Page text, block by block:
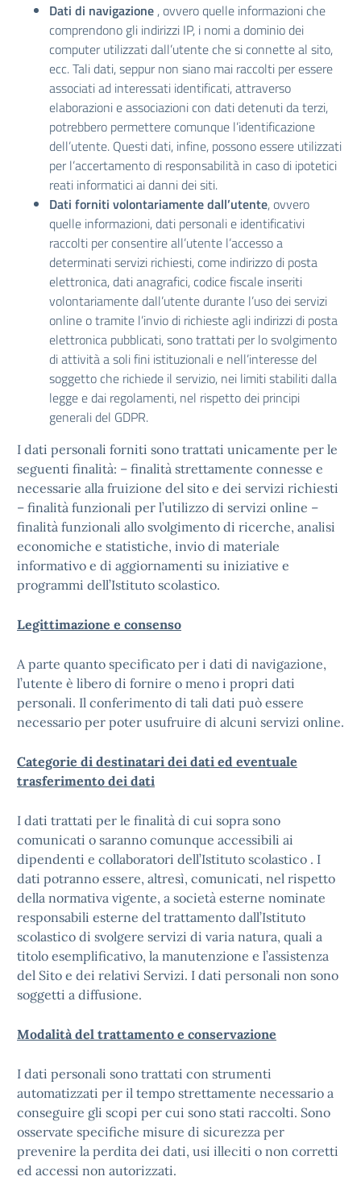
Dati di navigazione , ovvero quelle informazioni che
comprendono gli indirizzi IP, i nomi a dominio dei
computer utilizzati dall’utente che si connette al sito,
ecc. Tali dati, seppur non siano mai raccolti per essere
associati ad interessati identificati, attraverso
elaborazioni e associazioni con dati detenuti da terzi,
potrebbero permettere comunque l’identificazione
dell’utente. Questi dati, infine, possono essere utilizzati
per l’accertamento di responsabilità in caso di ipotetici
reati informatici ai danni dei siti.
Dati forniti volontariamente dall’utente, ovvero
quelle informazioni, dati personali e identificativi
raccolti per consentire all’utente l’accesso a
determinati servizi richiesti, come indirizzo di posta
elettronica, dati anagrafici, codice fiscale inseriti
volontariamente dall’utente durante l’uso dei servizi
online o tramite l’invio di richieste agli indirizzi di posta
elettronica pubblicati, sono trattati per lo svolgimento
di attività a soli fini istituzionali e nell’interesse del
soggetto che richiede il servizio, nei limiti stabiliti dalla
legge e dai regolamenti, nel rispetto dei principi
generali del GDPR.
I dati personali forniti sono trattati unicamente per le
seguenti finalità: – finalità strettamente connesse e
necessarie alla fruizione del sito e dei servizi richiesti
– finalità funzionali per l’utilizzo di servizi online –
finalità funzionali allo svolgimento di ricerche, analisi
economiche e statistiche, invio di materiale
informativo e di aggiornamenti su iniziative e
programmi dell’Istituto scolastico.
Legittimazione e consenso
A parte quanto specificato per i dati di navigazione,
l’utente è libero di fornire o meno i propri dati
personali. Il conferimento di tali dati può essere
necessario per poter usufruire di alcuni servizi online.
Categorie di destinatari dei dati ed eventuale
trasferimento dei dati
I dati trattati per le finalità di cui sopra sono
comunicati o saranno comunque accessibili ai
dipendenti e collaboratori dell’Istituto scolastico . I
dati potranno essere, altresì, comunicati, nel rispetto
della normativa vigente, a società esterne nominate
responsabili esterne del trattamento dall’Istituto
scolastico di svolgere servizi di varia natura, quali a
titolo esemplificativo, la manutenzione e l’assistenza
del Sito e dei relativi Servizi. I dati personali non sono
soggetti a diffusione.
Modalità del trattamento e conservazione
I dati personali sono trattati con strumenti
automatizzati per il tempo strettamente necessario a
conseguire gli scopi per cui sono stati raccolti. Sono
osservate specifiche misure di sicurezza per
prevenire la perdita dei dati, usi illeciti o non corretti
ed accessi non autorizzati.